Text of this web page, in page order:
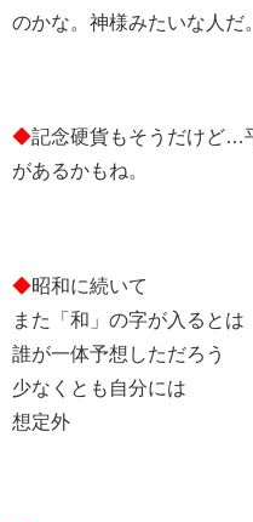
のかな。神様みたいな人だ。
◆記念硬貨もそうだけど…
があるかもね。
◆昭和に続いて
また「和」の字が入るとは
誰が一体予想しただろう
少なくとも自分には
想定外